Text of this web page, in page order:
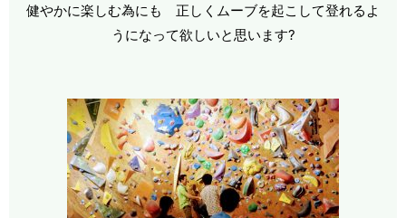
健やかに楽しむ為にも 正しくムーブを起こして登れるよ
うになって欲しいと思います?